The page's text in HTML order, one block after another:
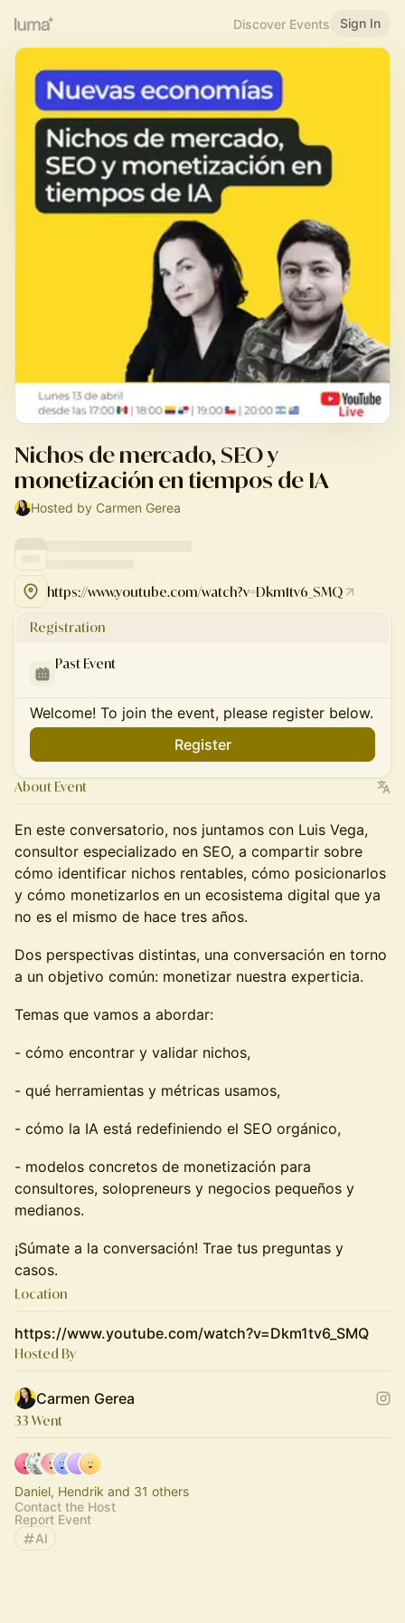
Discover Events Sign In
Nichos de mercado, SEO y
monetización en tiempos de IA
Hosted by Carmen Gerea
https://www.youtube.com/watch?v=Dkm1tv6_SMQ
Registration
Past Event
Welcome! To join the event, please register below.
Register
About Event
En este conversatorio, nos juntamos con Luis Vega,
consultor especializado en SEO, a compartir sobre
cómo identificar nichos rentables, cómo posicionarlos
y cómo monetizarlos en un ecosistema digital que ya
no es el mismo de hace tres años.
Dos perspectivas distintas, una conversación en torno
a un objetivo común: monetizar nuestra experticia.
Temas que vamos a abordar:
- cómo encontrar y validar nichos,
- qué herramientas y métricas usamos,
- cómo la IA está redefiniendo el SEO orgánico,
- modelos concretos de monetización para
consultores, solopreneurs y negocios pequeños y
medianos.
¡Súmate a la conversación! Trae tus preguntas y
casos.
Location
https://www.youtube.com/watch?v=Dkm1tv6_SMQ
Hosted By
Carmen Gerea
33 Went
Daniel, Hendrik and 31 others
Contact the Host
Report Event
AI